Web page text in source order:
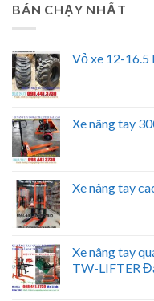
BÁN CHẠY NHẤT
Vỏ xe 12-
Xe nâng tay
Xe nâng tay
Xe nâng tay
TW-LIFTER